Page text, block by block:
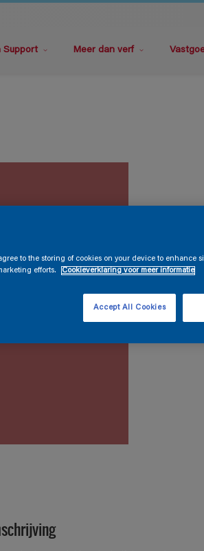
Support Meer dan verf
to the storing of cookies on your device to enhance
efforts.
Cookieverklaring voor meer informatie
Accept All Cookies